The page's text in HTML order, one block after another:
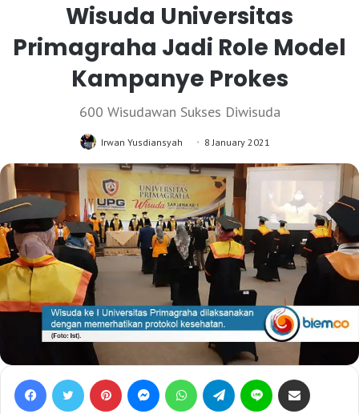
Wisuda Universitas
Primagraha Jadi Role Model
Kampanye Prokes
600 Wisudawan Sukses Diwisuda
Irwan Yusdiansyah 8 January 2021